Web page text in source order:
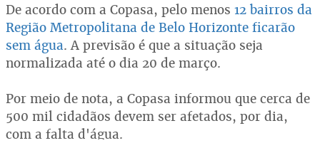
De acordo com a Copasa, pelo menos 12 bairros da
Região Metropolitana de Belo Horizonte ficarão
sem água. A previsão é que a situação seja
normalizada até o dia 20 de março.
Por meio de nota, a Copasa informou que cerca de
500 mil cidadãos devem ser afetados, por dia,
com a falta d'água.